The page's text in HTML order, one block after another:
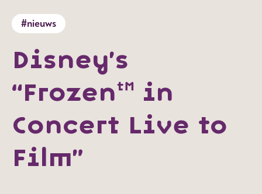
#nieuws
Disney’s
“Frozen™ in
Concert Live to
Film”